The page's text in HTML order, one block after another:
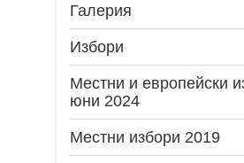
Галерия
Избори
Местни и европейски
юни 2024
Местни избори 2019